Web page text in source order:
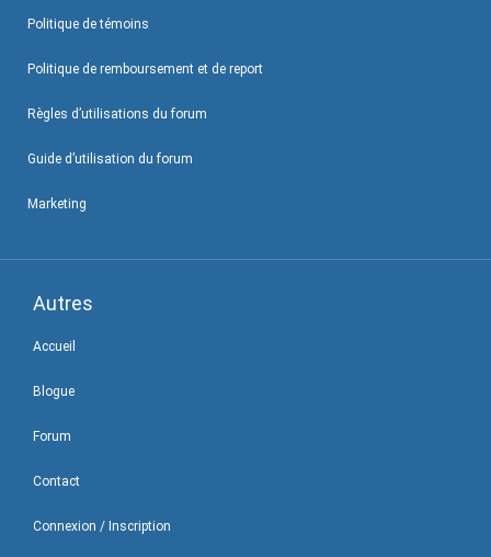
Politique de témoins
Politique de remboursement et de report
Règles d’utilisations du forum
Guide d’utilisation du forum
Marketing
Autres
Accueil
Blogue
Forum
Contact
Connexion / Inscription